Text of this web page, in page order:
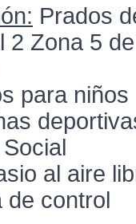
Prados
2 Zona 5
para niños
al aire
de control